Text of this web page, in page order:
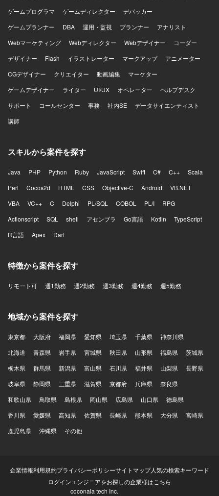
ゲームプログラマ
ゲームディレクター
デバッカー
ゲームプランナー
DBA 運用・監視 プランナー
アナリスト
Webマーケティング
Webディレクター Webデザイナー
コーダー
デザイナー
Flash イラストレーター マークアップ
アニメーター
CGデザイナー
クリエイター 動画編集
マーケター
ゲームデザイナー
ライター UI/UX オペレーター
ヘルプデスク
サポート
コールセンター 事務 社内SE
データサイエンティスト
講師
スキルから案件を探す
Java PHP Python Ruby JavaScript Swift C# C++
Scala
Perl
Cocos2d HTML CSS Objective-C Android
VB.NET
VBA
VC++ C Delphi PL/SQL COBOL PL/I
RPG
Actionscript
SQL shell アセンブラ Go言語 Kotlin
TypeScript
R言語
Apex Dart
特徴から案件を探す
リモート可 週1勤務 週2勤務 週3勤務 週4勤務 週5勤務
地域から案件を探す
東京都 大阪府 福岡県 愛知県 埼玉県 千葉県
神奈川県
北海道
青森県 岩手県 宮城県 秋田県 山形県 福島県
茨城県
栃木県
群馬県 新潟県 富山県 石川県 福井県 山梨県
長野県
岐阜県
静岡県 三重県 滋賀県 京都府 兵庫県
奈良県
和歌山県
鳥取県 島根県 岡山県 広島県 山口県
徳島県
香川県
愛媛県 高知県 佐賀県 長崎県 熊本県 大分県
宮崎県
鹿児島県
沖縄県 その他
企業情報利用規約プライバシーポリシーサイトマップ人気の検索キーワード
ログインエンジニアをお探しの企業様はこちら
coconala tech Inc.